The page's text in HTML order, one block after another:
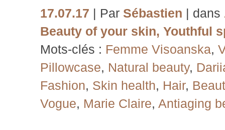
17.07.17 | Par Sébastien | dans
Beauty of your skin, Youthful
Mots-clés : Femme Visoanska,
Pillowcase, Natural beauty,
Fashion, Skin health, Hair,
Vogue, Marie Claire, Antiaging